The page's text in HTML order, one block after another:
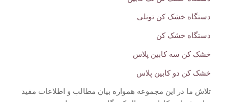
دستگاه خشک کن تونلی
دستگاه خشک کن
خشک کن سه کابین پلاس
خشک کن دو کابین پلاس
تلاش ما در این مجموعه همواره بیان مطالب و اطلاعات مفید